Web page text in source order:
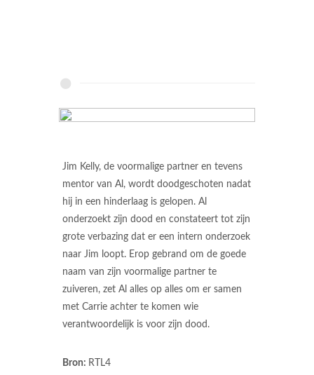
Jim Kelly, de voormalige partner en tevens
mentor van Al, wordt doodgeschoten nadat
hij in een hinderlaag is gelopen. Al
onderzoekt zijn dood en constateert tot zijn
grote verbazing dat er een intern onderzoek
naar Jim loopt. Erop gebrand om de goede
naam van zijn voormalige partner te
zuiveren, zet Al alles op alles om er samen
met Carrie achter te komen wie
verantwoordelijk is voor zijn dood.
Bron: RTL4